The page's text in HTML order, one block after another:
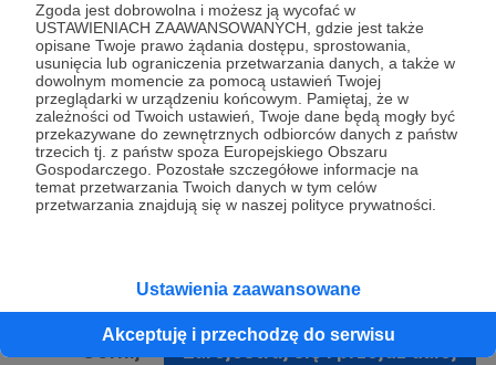
Zgoda jest dobrowolna i możesz ją wycofać w
USTAWIENIACH ZAAWANSOWANYCH, gdzie jest także
opisane Twoje prawo żądania dostępu, sprostowania,
usunięcia lub ograniczenia przetwarzania danych, a także w
dowolnym momencie za pomocą ustawień Twojej
przeglądarki w urządzeniu końcowym. Pamiętaj, że w
zależności od Twoich ustawień, Twoje dane będą mogły być
przekazywane do zewnętrznych odbiorców danych z państw
trzecich tj. z państw spoza Europejskiego Obszaru
Gospodarczego. Pozostałe szczegółowe informacje na
temat przetwarzania Twoich danych w tym celów
przetwarzania znajdują się w naszej polityce prywatności.
Ustawienia zaawansowane
Akceptuję i przechodzę do serwisu
* Wyrażam zgodę na przetwarzanie moich danych
osobowych podanych w formularzu rejestracyjnym w celu
prawidłowego świadczenia usług serwisu Patronite.
Wyrażam zgodę na otrzymywanie drogą elektroniczną
informacji handlowych - newslettera. Opcja ta może zostać
zmieniona w ustawieniach konta.
Zarejestruj się i przejdź dalej